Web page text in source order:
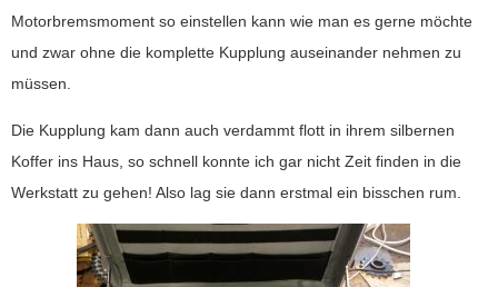
Motorbremsmoment so einstellen kann wie man es gerne möchte
und zwar ohne die komplette Kupplung auseinander nehmen zu
müssen.
Die Kupplung kam dann auch verdammt flott in ihrem silbernen
Koffer ins Haus, so schnell konnte ich gar nicht Zeit finden in die
Werkstatt zu gehen! Also lag sie dann erstmal ein bisschen rum.